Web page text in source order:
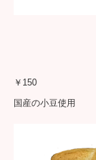
￥150
国産の小豆使用